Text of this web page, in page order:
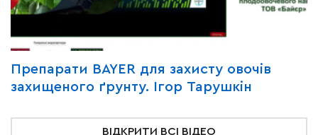
Препарати BAYER для захисту овочів
захищеного ґрунту. Ігор Тарушкін
ВІДКРИТИ ВСІ ВІДЕО